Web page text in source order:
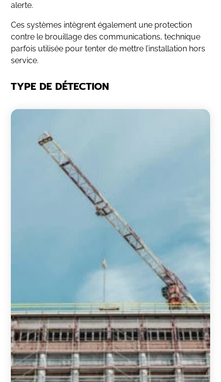
alerte.
Ces systèmes intègrent également une protection
contre le brouillage des communications, technique
parfois utilisée pour tenter de mettre l’installation hors
service.
TYPE DE DÉTECTION